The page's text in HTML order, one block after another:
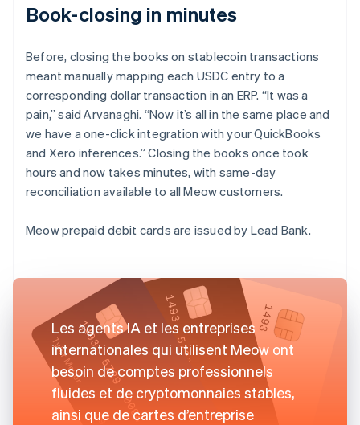
Book-closing in minutes
Before, closing the books on stablecoin transactions
meant manually mapping each USDC entry to a
corresponding dollar transaction in an ERP. “It was a
pain,” said Arvanaghi. “Now it’s all in the same place and
we have a one-click integration with your QuickBooks
and Xero inferences.” Closing the books once took
hours and now takes minutes, with same-day
reconciliation available to all Meow customers.
Meow prepaid debit cards are issued by Lead Bank.
Les agents IA et les entreprises
internationales qui utilisent Meow ont
besoin de comptes professionnels
fluides et de cryptomonnaies stables,
ainsi que de cartes d’entreprise